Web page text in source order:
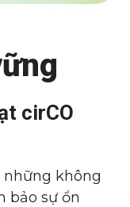
cirCO
không
bảo sự ổn